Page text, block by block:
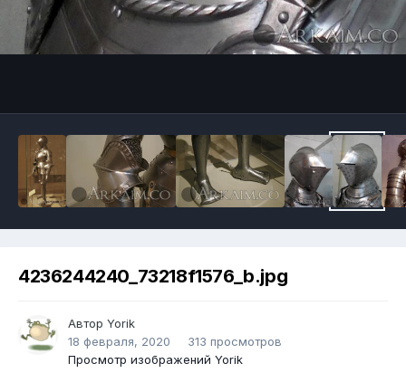
4236244240_73218f1576_b.jpg
Автор Yorik
18 февраля, 2020
313 просмотров
Просмотр изображений Yorik